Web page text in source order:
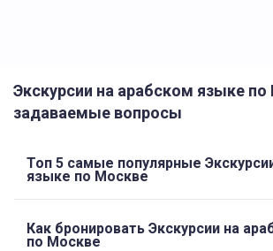
Экскурсии на арабском языке
задаваемые вопросы
Топ 5 самые популярные
языке по Москве
Как бронировать Экскурсии на
по Москве